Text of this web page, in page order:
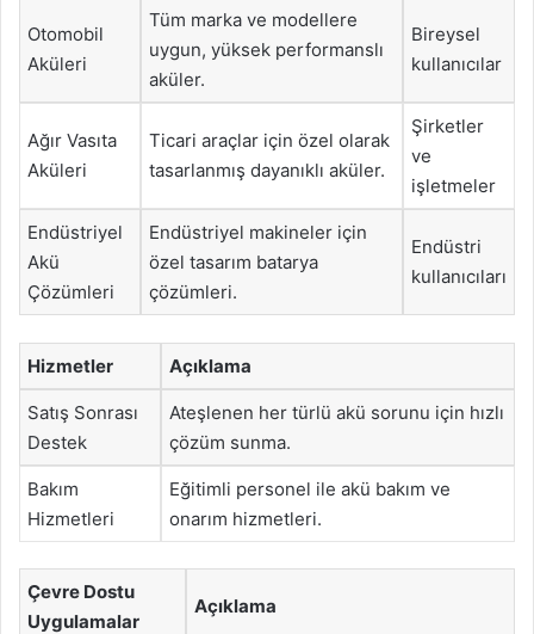
Otomobil
Aküleri
Tüm marka ve modellere
uygun, yüksek performanslı
aküler.
Bireysel
kullanıcılar
Ağır Vasıta
Aküleri
Ticari araçlar için özel olarak
tasarlanmış dayanıklı aküler.
Şirketler
ve
işletmeler
Endüstriyel
Akü
Çözümleri
Endüstriyel makineler için
özel tasarım batarya
çözümleri.
Endüstri
kullanıcıları
Hizmetler Açıklama
Satış Sonrası
Destek
Ateşlenen her türlü akü sorunu için hızlı
çözüm sunma.
Bakım
Hizmetleri
Eğitimli personel ile akü bakım ve
onarım hizmetleri.
Çevre Dostu
Uygulamalar
Açıklama